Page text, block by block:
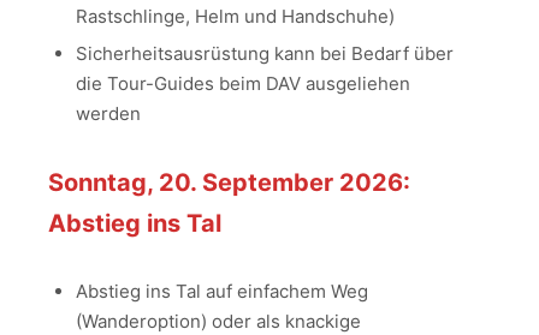
Rastschlinge, Helm und Handschuhe)
Sicherheitsausrüstung kann bei Bedarf über
die Tour-Guides beim DAV ausgeliehen
werden
Sonntag, 20. September 2026:
Abstieg ins Tal
Abstieg ins Tal auf einfachem Weg
(Wanderoption) oder als knackige